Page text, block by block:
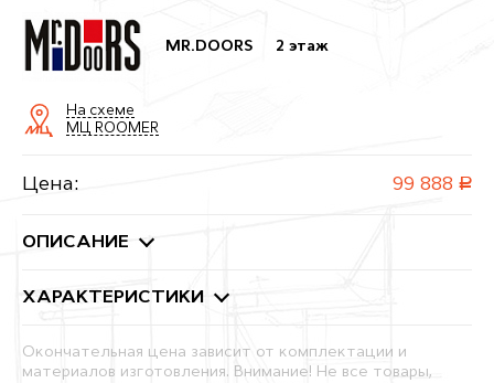
MR.DOORS 2 этаж
На схеме
МЦ ROOMER
Цена: 99 888 руб.
ОПИСАНИЕ
ХАРАКТЕРИСТИКИ
Окончательная цена зависит от комплектации и
материалов изготовления. Внимание! Не все товары,